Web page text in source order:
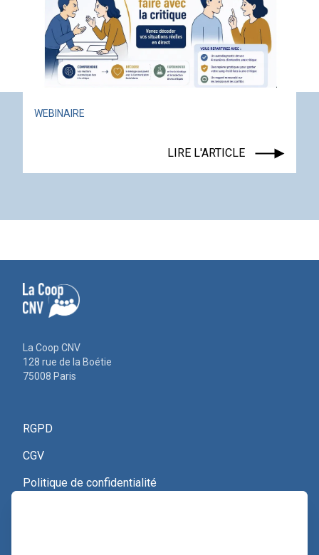
WEBINAIRE
LIRE L'ARTICLE
La Coop CNV
128 rue de la Boétie
75008 Paris
RGPD
CGV
Politique de confidentialité